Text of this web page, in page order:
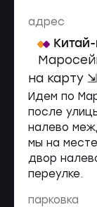
адрес
на карту ⇲
Идем по
после
налево
мы на
двор
переулке.
парковка